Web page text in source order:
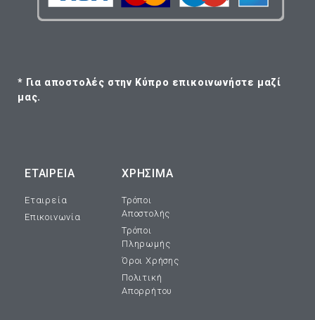
* Για αποστολές στην Κύπρο επικοινωνήστε μαζί
μας.
ΕΤΑΙΡΕΊΑ
Εταιρεία
Επικοινωνία
ΧΡΗΣΙΜΑ
Τρόποι
Αποστολής
Τρόποι
Πληρωμής
Όροι Χρήσης
Πολιτική
Απορρήτου